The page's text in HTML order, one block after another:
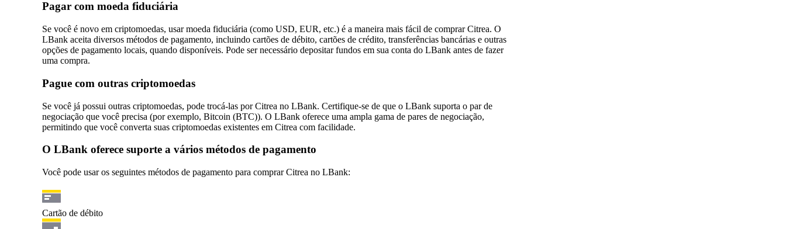
Pagar com moeda fiduciária
Se você é novo em criptomoedas, usar moeda fiduciária (como USD, EUR, etc.) é a maneira mais fácil de comprar Citrea. O
LBank aceita diversos métodos de pagamento, incluindo cartões de débito, cartões de crédito, transferências bancárias e outras
opções de pagamento locais, quando disponíveis. Pode ser necessário depositar fundos em sua conta do LBank antes de fazer
uma compra.
Pague com outras criptomoedas
Se você já possui outras criptomoedas, pode trocá-las por Citrea no LBank. Certifique-se de que o LBank suporta o par de
negociação que você precisa (por exemplo, Bitcoin (BTC)). O LBank oferece uma ampla gama de pares de negociação,
permitindo que você converta suas criptomoedas existentes em Citrea com facilidade.
O LBank oferece suporte a vários métodos de pagamento
Você pode usar os seguintes métodos de pagamento para comprar Citrea no LBank:
Cartão de débito